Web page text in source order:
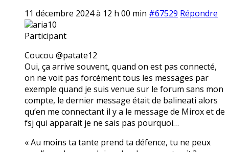
11 décembre 2024 à 12 h 00 min #67529 Répondre
aria10
Participant
Coucou @patate12
Oui, ça arrive souvent, quand on est pas connecté,
on ne voit pas forcément tous les messages par
exemple quand je suis venue sur le forum sans mon
compte, le dernier message était de balineati alors
qu’en me connectant il y a le message de Mirox et de
fsj qui apparait je ne sais pas pourquoi…
« Au moins ta tante prend ta défence, tu ne peux